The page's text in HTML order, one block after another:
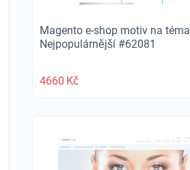
Magento e-shop motiv na téma
Nejpopulárnější #62081
4660 Kč